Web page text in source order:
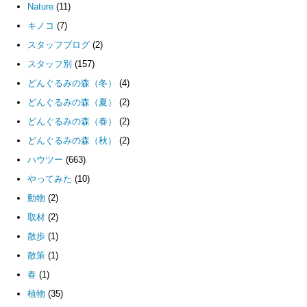
Nature (11)
キノコ (7)
スタッフブログ (2)
スタッフ別 (157)
どんぐるみの森（冬）
(4)
どんぐるみの森（夏）
(2)
どんぐるみの森（春）
(2)
どんぐるみの森（秋）
(2)
ハウツー (663)
やってみた (10)
動物 (2)
取材 (2)
散歩 (1)
散策 (1)
春 (1)
植物 (35)